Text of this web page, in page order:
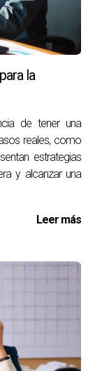
unos meses si
nuevas
métricas clave
en
estrategias
Si deseas
sobre cómo
no dudes en
¡Tu futuro
la
de tener una
reales, como
estrategias
y alcanzar una
Leer más